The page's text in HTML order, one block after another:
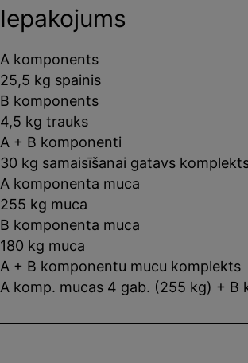
Iepakojums
A komponents
25,5 kg spainis
B komponents
4,5 kg trauks
A + B komponenti
30 kg samaisīšanai gatavs
A komponenta muca
255 kg muca
B komponenta muca
180 kg muca
A + B komponentu mucu komplekts
A komp. mucas 4 gab. (255 kg) + B